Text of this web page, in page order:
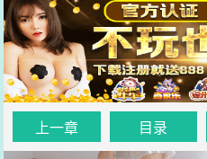
上一章 目录